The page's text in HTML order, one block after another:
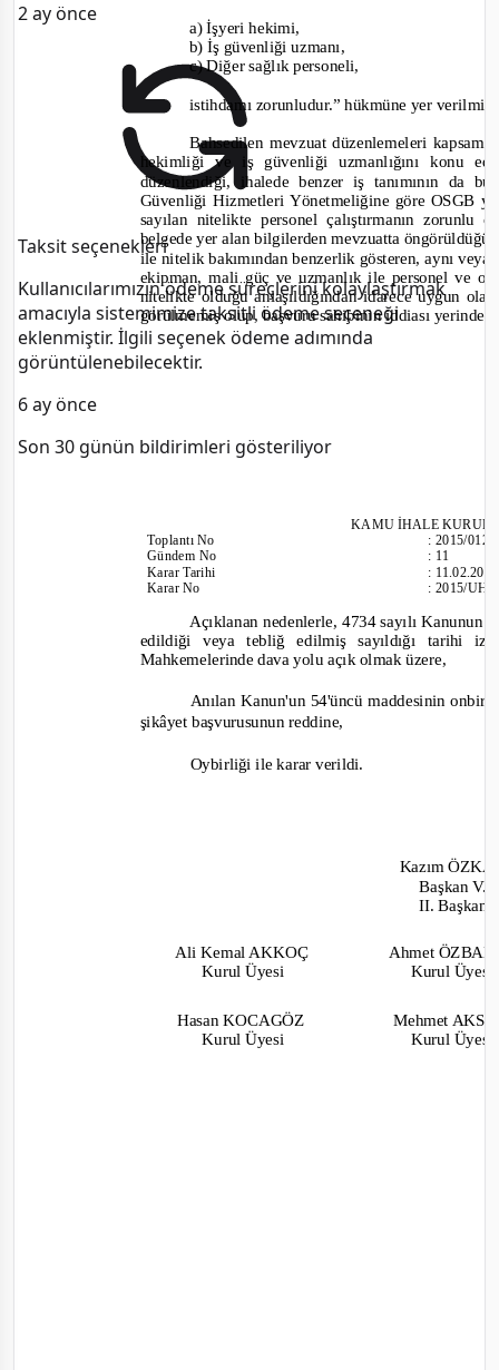
2 ay önce
Taksit seçenekleri
Kullanıcılarımızın ödeme süreçlerini kolaylaştırmak
amacıyla sistemimize taksitli ödeme seçeneği
eklenmiştir. İlgili seçenek ödeme adımında
görüntülenebilecektir.
6 ay önce
Son 30 günün bildirimleri gösteriliyor
a) İşyeri hekimi,
b) İş güvenliği uzmanı,
c) Diğer sağlık personeli,
istihdamı zorunludur.”hükmüne yer
Bahsedilen mevzuat düzenlemeleri
hekimliği ve iş güvenliği uzmanlığını konu
düzenlendiği, ihalede benzer iş tanımının da
Güvenliği Hizmetleri Yönetmeliğine göre OSGB
sayılan nitelikte personel çalıştırmanın
belgede yer alan bilgilerden mevzuatta
ile nitelik bakımından benzerlik gösteren, aynı
ekipman, mali güç ve uzmanlık ile personel ve
nitelikte olduğu anlaşıldığından idarece uygun
görülmemiş olup, başvuru sahibinin iddiası yerinde
KAMU İHALE
ToplantıNo
Gündem No
Karar Tarihi
Karar No
:2015/012
: 11
:
:2015/
Açıklanan nedenlerle, 4734 sayılı
edildiği veya tebliğ edilmiş sayıldığı tarihi
Mahkemelerinde dava yolu açık olmak üzere,
Anılan Kanun'un 54'üncü maddesinin
şikâyet başvurusunun reddine,
Oybirliğiile karar verildi.
Kazım
Başkan V.
II. Başkan
Ali Kemal AKKOÇ
Kurul Üyesi
Ahmet
Kurul
Hasan KOCAGÖZ
Mehmet
Kurul Üyesi
Kurul